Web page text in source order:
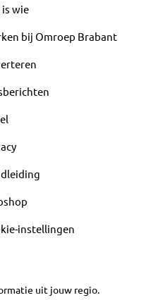
is wie
bij Omroep Brabant
instellingen
uit jouw regio.